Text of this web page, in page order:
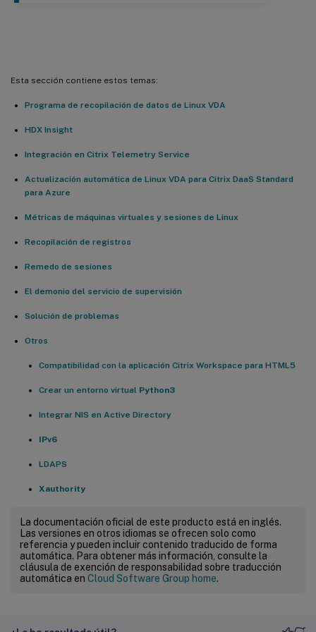
Esta sección contiene estos temas:
Programa de recopilación de datos de Linux VDA
HDX Insight
Integración en Citrix Telemetry Service
Actualización automática de Linux VDA para Citrix DaaS Standard
para Azure
Métricas de máquinas virtuales y sesiones de Linux
Recopilación de registros
Remedo de sesiones
El demonio del servicio de supervisión
Solución de problemas
Otros
Compatibilidad con la aplicación Citrix Workspace para HTML5
Crear un entorno virtual Python3
Integrar NIS en Active Directory
IPv6
LDAPS
Xauthority
La documentación oficial de este producto está en inglés.
Las versiones en otros idiomas se ofrecen solo como
referencia y pueden incluir contenido traducido de forma
automática. Para obtener más información, consulte la
cláusula de exención de responsabilidad sobre traducción
automática en Cloud Software Group home.